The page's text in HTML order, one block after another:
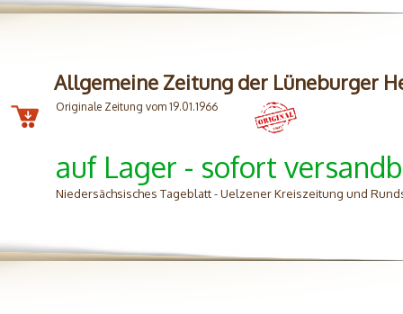
Allgemeine Zeitung der Lüneburger
Originale Zeitung vom 19.01.1966
auf Lager - sofort
Niedersächsisches Tageblatt - Uelzener Kreiszeitung und